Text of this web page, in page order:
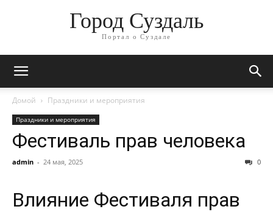
Город Суздаль
Портал о Суздале
Домой Праздники и мероприятия
Праздники и мероприятия
Фестиваль прав человека
admin - 24 мая, 2025 0
Влияние Фестиваля прав